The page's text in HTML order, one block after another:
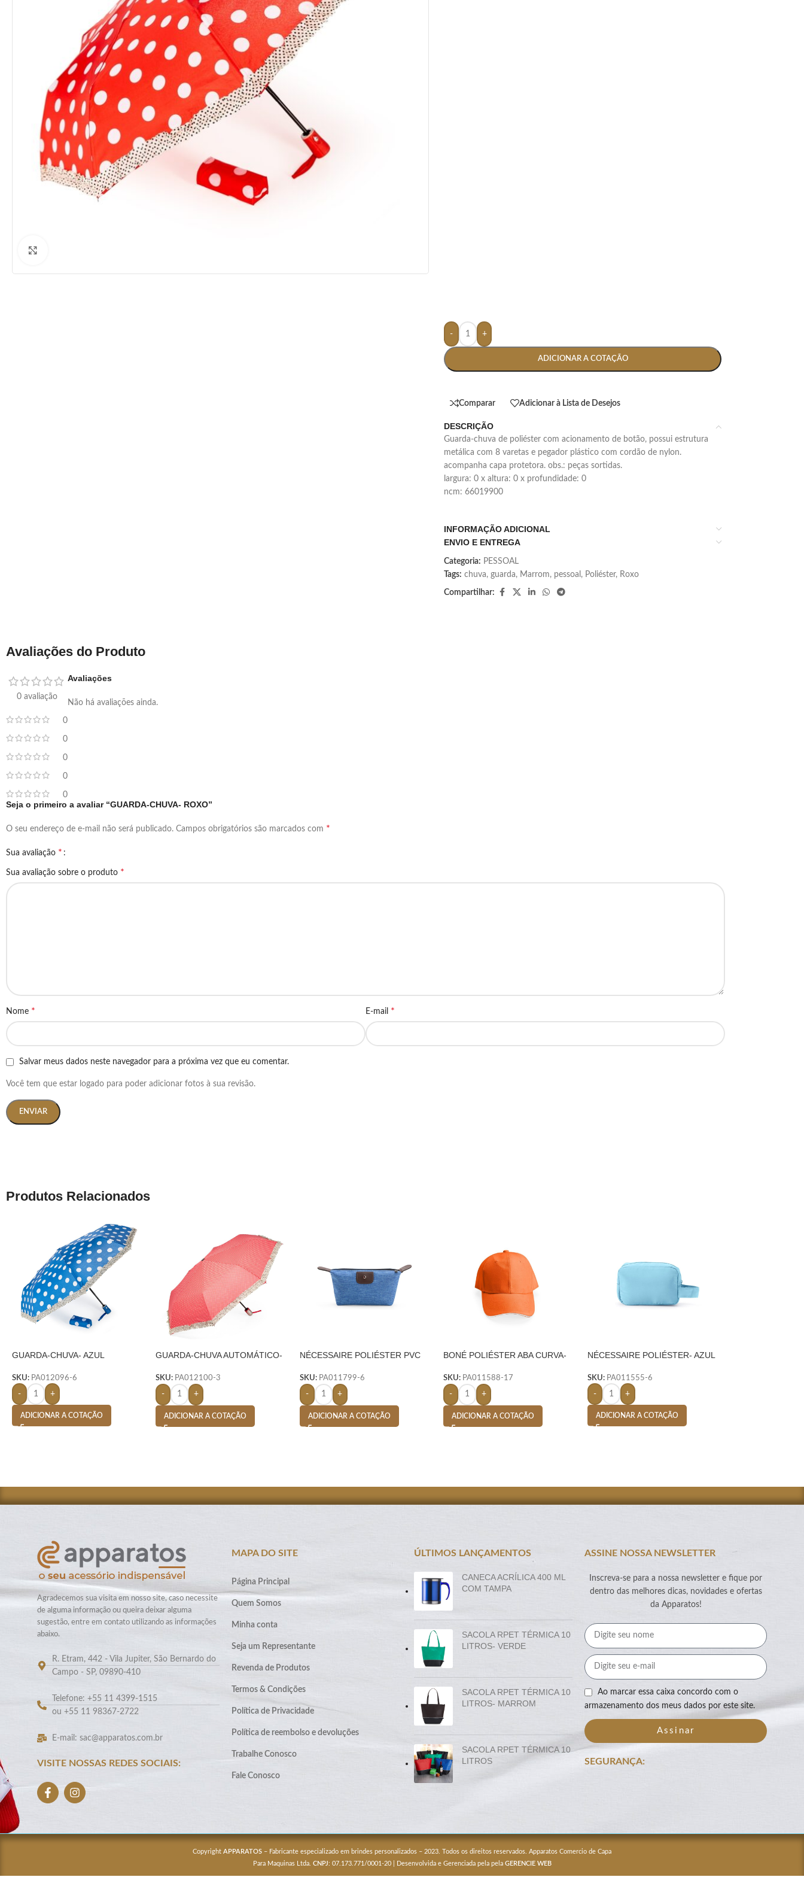
- +
ADICIONAR A COTAÇÃO
Comparar Adicionar à Lista de Desejos
DESCRIÇÃO
guarda-chuva de poliéster com acionamento de botão, possui estrutura
metálica com 8 varetas e pegador plástico com cordão de nylon.
acompanha capa protetora. obs.: peças sortidas.
largura: 0 x altura: 0 x profundidade: 0
ncm: 66019900
INFORMAÇÃO ADICIONAL
ENVIO E ENTREGA
Categoria: PESSOAL
Tags: chuva, guarda, Marrom, pessoal , Poliéster, Roxo
Compartilhar:
Avaliações do Produto
0 avaliação
0
0
0
0
0
Avaliações
Não há avaliações ainda.
Seja o primeiro a avaliar “GUARDA-CHUVA- ROXO”
O seu endereço de e-mail não será publicado. Campos obrigatórios são marcados com *
Sua avaliação *
Sua avaliação sobre o produto *
Nome * E-mail *
Salvar meus dados neste navegador para a próxima vez que eu comentar.
Você tem que estar logado para poder adicionar fotos à sua revisão.
Produtos Relacionados
GUARDA-CHUVA- AZUL
SKU: PA012096-6
- +
ADICIONAR A COTAÇÃO
GUARDA-CHUVA AUTOMÁTICO-
SKU: PA012100-3
- +
ADICIONAR A COTAÇÃO
NÉCESSAIRE POLIÉSTER PVC
SKU: PA011799-6
- +
ADICIONAR A COTAÇÃO
BONÉ POLIÉSTER ABA CURVA-
SKU: PA011588-17
- +
ADICIONAR A COTAÇÃO
NÉCESSAIRE POLIÉSTER- AZUL
SKU: PA011555-6
- +
ADICIONAR A COTAÇÃO
Agradecemos sua visita em nosso site, caso necessite
de alguma informação ou queira deixar alguma
sugestão, entre em contato utilizando as informações
abaixo.
R. Etram, 442 - Vila Jupiter, São Bernardo do
Campo - SP, 09890-410
Telefone: +55 11 4399-1515
ou +55 11 98367-2722
E-mail: sac@apparatos.com.br
VISITE NOSSAS REDES SOCIAIS:
MAPA DO SITE
Página Principal
Quem Somos
Minha conta
Seja um Representante
Revenda de Produtos
Termos & Condições
Política de Privacidade
Política de reembolso e devoluções
Trabalhe Conosco
Fale Conosco
ÚLTIMOS LANÇAMENTOS
CANECA ACRÍLICA 400 ML
COM TAMPA
SACOLA RPET TÉRMICA 10
LITROS- VERDE
SACOLA RPET TÉRMICA 10
LITROS- MARROM
SACOLA RPET TÉRMICA 10
LITROS
ASSINE NOSSA NEWSLETTER
Inscreva-se para a nossa newsletter e fique por
dentro das melhores dicas, novidades e ofertas
da Apparatos!
Ao marcar essa caixa concordo com o
armazenamento dos meus dados por este site.
Assinar
SEGURANÇA:
Copyright APPARATOS – Fabricante especializado em brindes personalizados – 2023. Todos os direitos reservados. Apparatos Comercio de Capa
Para Maquinas Ltda. CNPJ: 07.173.771/0001-20 | Desenvolvida e Gerenciada pela pela GERENCIE WEB